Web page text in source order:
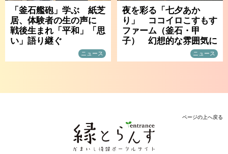
「釜石艦砲」学ぶ 紙芝
居、体験者の生の声に
戦後生まれ「平和」「思
い」語り継ぐ
ニュース
夜を彩る「七夕あか
り」 ココイロこすもす
ファーム（釜石・甲
子） 幻想的な雰囲気に
ニュース
ページの上へ戻る